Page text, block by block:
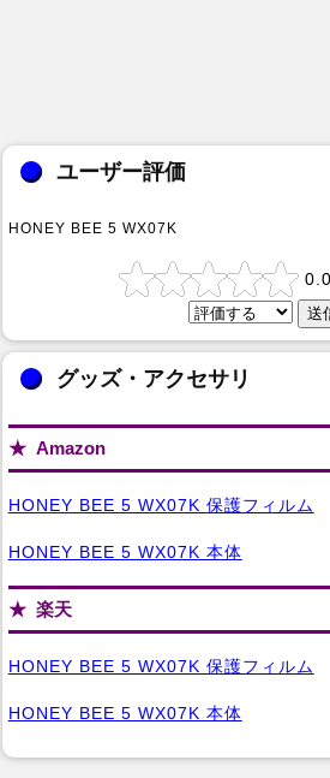
ユーザー評価
HONEY BEE 5 WX07K
グッズ・アクセサリ
Amazon
HONEY BEE 5 WX07K 保護フィルム
HONEY BEE 5 WX07K 本体
楽天
HONEY BEE 5 WX07K 保護フィルム
HONEY BEE 5 WX07K 本体